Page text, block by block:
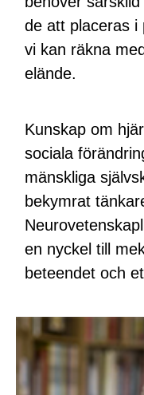
de att placeras i
vi kan räkna
elände.
Kunskap om
sociala
mänskliga
bekymrat
en nyckel till
beteendet och